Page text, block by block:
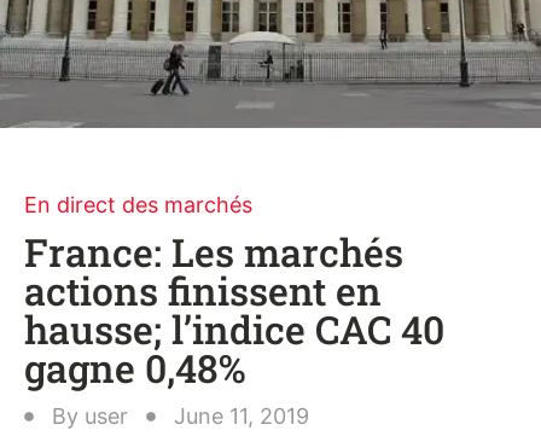
En direct des marchés
France: Les marchés
actions finissent en
hausse; l’indice CAC 40
gagne 0,48%
By user June 11, 2019